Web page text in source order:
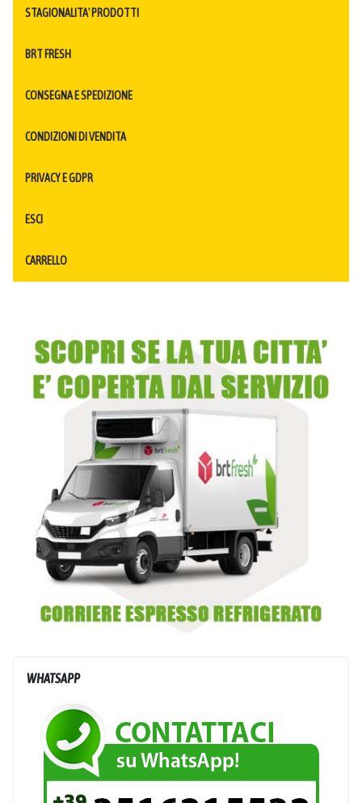
STAGIONALITA' PRODOTTI
BRT FRESH
CONSEGNA E SPEDIZIONE
CONDIZIONI DI VENDITA
PRIVACY E GDPR
ESCI
CARRELLO
WHATSAPP